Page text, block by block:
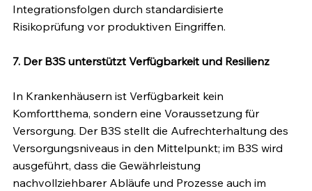
Integrationsfolgen durch standardisierte
Risikoprüfung vor produktiven Eingriffen.
7. Der B3S unterstützt Verfügbarkeit und Resilienz
In Krankenhäusern ist Verfügbarkeit kein
Komfortthema, sondern eine Voraussetzung für
Versorgung. Der B3S stellt die Aufrechterhaltung des
Versorgungsniveaus in den Mittelpunkt; im B3S wird
ausgeführt, dass die Gewährleistung
nachvollziehbarer Abläufe und Prozesse auch im